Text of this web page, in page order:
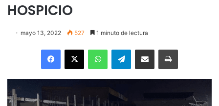
HOSPICIO
mayo 13, 2022 527 1 minuto de lectura
Facebook
X WhatsAppTelegramEnviar vía email Imprimir